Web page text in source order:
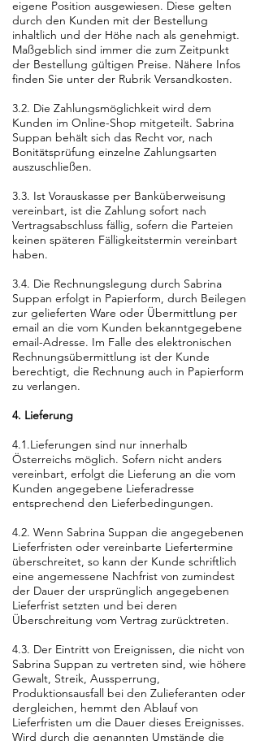
eigene Position ausgewiesen. Diese gelten
durch den Kunden mit der Bestellung
inhaltlich und der Höhe nach als genehmigt.
Maßgeblich sind immer die zum Zeitpunkt
der Bestellung gültigen Preise. Nähere Infos
finden Sie unter der Rubrik Versandkosten.
3.2. Die Zahlungsmöglichkeit wird dem
Kunden im Online-Shop mitgeteilt. Sabrina
Suppan behält sich das Recht vor, nach
Bonitätsprüfung einzelne Zahlungsarten
auszuschließen.
3.3. Ist Vorauskasse per Banküberweisung
vereinbart, ist die Zahlung sofort nach
Vertragsabschluss fällig, sofern die Parteien
keinen späteren Fälligkeitstermin vereinbart
haben.
3.4. Die Rechnungslegung durch Sabrina
Suppan erfolgt in Papierform, durch Beilegen
zur gelieferten Ware oder Übermittlung per
email an die vom Kunden bekanntgegebene
email-Adresse. Im Falle des elektronischen
Rechnungsübermittlung ist der Kunde
berechtigt, die Rechnung auch in Papierform
zu verlangen.
4. Lieferung
4.1.Lieferungen sind nur innerhalb
Österreichs möglich. Sofern nicht anders
vereinbart, erfolgt die Lieferung an die vom
Kunden angegebene Lieferadresse
entsprechend den Lieferbedingungen.
4.2. Wenn Sabrina Suppan die angegebenen
Lieferfristen oder vereinbarte Liefertermine
überschreitet, so kann der Kunde schriftlich
eine angemessene Nachfrist von zumindest
der Dauer der ursprünglich angegebenen
Lieferfrist setzten und bei deren
Überschreitung vom Vertrag zurücktreten.
4.3. Der Eintritt von Ereignissen, die nicht von
Sabrina Suppan zu vertreten sind, wie höhere
Gewalt, Streik, Aussperrung,
Produktionsausfall bei den Zulieferanten oder
dergleichen, hemmt den Ablauf von
Lieferfristen um die Dauer dieses Ereignisses.
Wird durch die genannten Umstände die